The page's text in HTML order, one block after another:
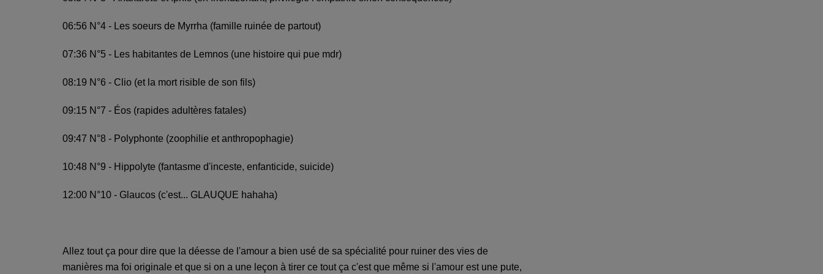
06:56 N°4 - Les soeurs de Myrrha (famille ruinée de partout)
07:36 N°5 - Les habitantes de Lemnos (une histoire qui pue mdr)
08:19 N°6 - Clio (et la mort risible de son fils)
09:15 N°7 - Éos (rapides adultères fatales)
09:47 N°8 - Polyphonte (zoophilie et anthropophagie)
10:48 N°9 - Hippolyte (fantasme d'inceste, enfanticide, suicide)
12:00 N°10 - Glaucos (c'est... GLAUQUE hahaha)
Allez tout ça pour dire que la déesse de l'amour a bien usé de sa spécialité pour ruiner des vies de
manières ma foi originale et que si on a une leçon à tirer ce tout ça c'est que même si l'amour est une pute,